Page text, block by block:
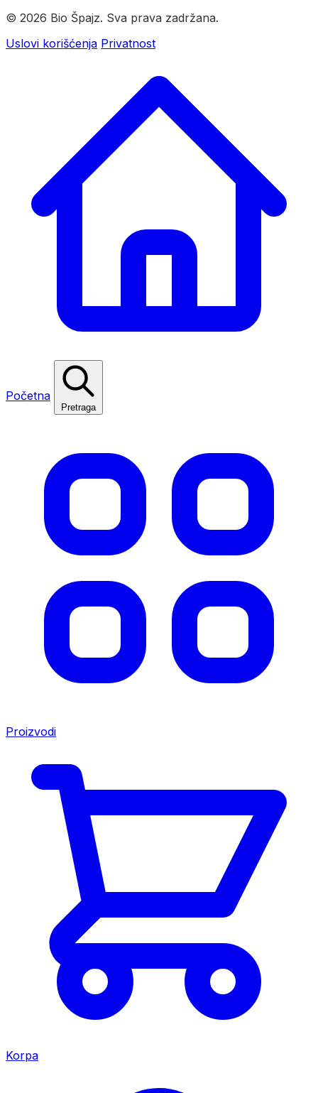
© 2026 Bio Špajz. Sva prava zadržana.
Uslovi korišćenja Privatnost
Početna
Pretraga
Proizvodi
Korpa